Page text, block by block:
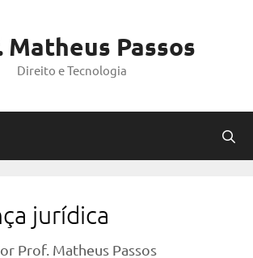
Matheus Passos
Direito e Tecnologia
jurídica
Prof. Matheus Passos